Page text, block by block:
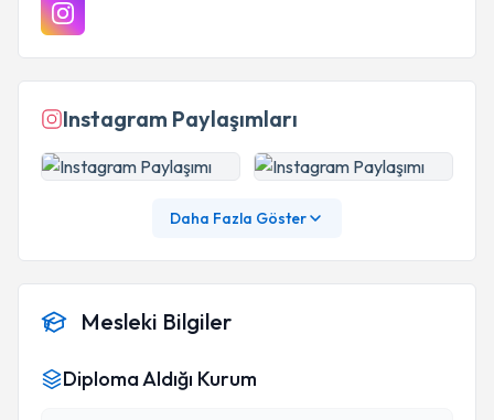
Instagram Paylaşımları
Daha Fazla Göster
Mesleki Bilgiler
Diploma Aldığı Kurum